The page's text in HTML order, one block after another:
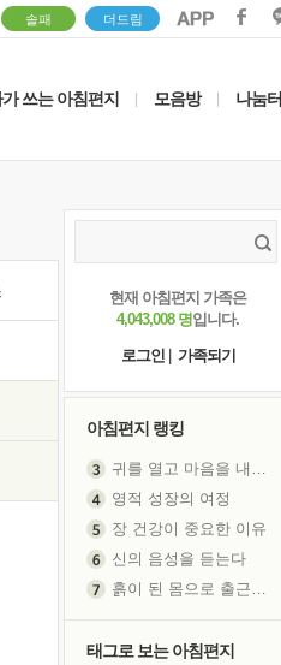
솔패 더드림
쓰는 아침편지 모음방 나눔터
현재 아침편지 가족은
4,043,008 명입니다.
로그인
가족되기
아침편지 랭킹
귀를 열고 마음을 내어주고
영적 성장의 여정
장 건강이 중요한 이유
신의 음성을 듣는다
흙이 된 몸으로 출근하는 여자
태그로 보는 아침편지